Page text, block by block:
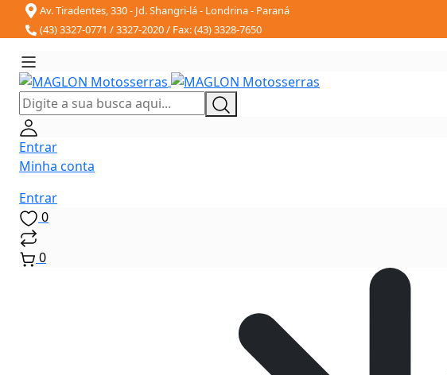
Av. Tiradentes, 330 - Jd. Shangri-lá - Londrina - Paraná
(43) 3327-0771 / 3327-2020 / Fax: (43) 3328-7650
Entrar
Minha conta
Entrar
0
0